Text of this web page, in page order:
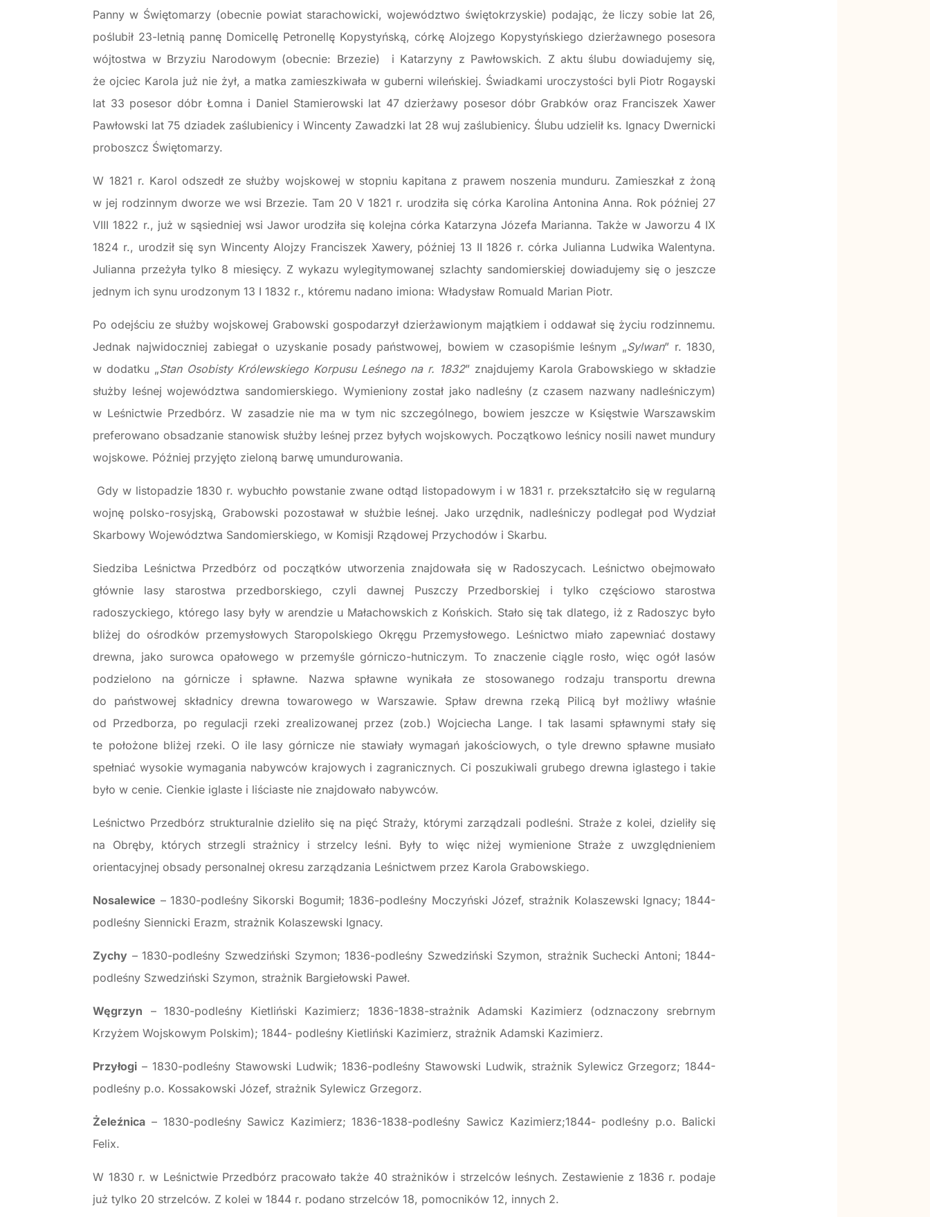
Panny w Świętomarzy (obecnie powiat starachowicki, województwo świętokrzyskie) podając, że liczy sobie lat 26,
poślubił 23-letnią pannę Domicellę Petronellę Kopystyńską, córkę Alojzego Kopystyńskiego dzierżawnego posesora
wójtostwa w Brzyziu Narodowym (obecnie: Brzezie) i Katarzyny z Pawłowskich. Z aktu ślubu dowiadujemy się,
że ojciec Karola już nie żył, a matka zamieszkiwała w guberni wileńskiej. Świadkami uroczystości byli Piotr Rogayski
lat 33 posesor dóbr Łomna i Daniel Stamierowski lat 47 dzierżawy posesor dóbr Grabków oraz Franciszek Xawer
Pawłowski lat 75 dziadek zaślubienicy i Wincenty Zawadzki lat 28 wuj zaślubienicy. Ślubu udzielił ks. Ignacy Dwernicki
proboszcz Świętomarzy.
W 1821 r. Karol odszedł ze służby wojskowej w stopniu kapitana z prawem noszenia munduru. Zamieszkał z żoną
w jej rodzinnym dworze we wsi Brzezie. Tam 20 V 1821 r. urodziła się córka Karolina Antonina Anna. Rok później 27
VIII 1822 r., już w sąsiedniej wsi Jawor urodziła się kolejna córka Katarzyna Józefa Marianna. Także w Jaworzu 4 IX
1824 r., urodził się syn Wincenty Alojzy Franciszek Xawery, później 13 II 1826 r. córka Julianna Ludwika Walentyna.
Julianna przeżyła tylko 8 miesięcy. Z wykazu wylegitymowanej szlachty sandomierskiej dowiadujemy się o jeszcze
jednym ich synu urodzonym 13 I 1832 r., któremu nadano imiona: Władysław Romuald Marian Piotr.
Po odejściu ze służby wojskowej Grabowski gospodarzył dzierżawionym majątkiem i oddawał się życiu rodzinnemu.
Jednak najwidoczniej zabiegał o uzyskanie posady państwowej, bowiem w czasopiśmie leśnym „Sylwan” r. 1830,
w dodatku „Stan Osobisty Królewskiego Korpusu Leśnego na r. 1832” znajdujemy Karola Grabowskiego w składzie
służby leśnej województwa sandomierskiego. Wymieniony został jako nadleśny (z czasem nazwany nadleśniczym)
w Leśnictwie Przedbórz. W zasadzie nie ma w tym nic szczególnego, bowiem jeszcze w Księstwie Warszawskim
preferowano obsadzanie stanowisk służby leśnej przez byłych wojskowych. Początkowo leśnicy nosili nawet mundury
wojskowe. Później przyjęto zieloną barwę umundurowania.
Gdy w listopadzie 1830 r. wybuchło powstanie zwane odtąd listopadowym i w 1831 r. przekształciło się w regularną
wojnę polsko-rosyjską, Grabowski pozostawał w służbie leśnej. Jako urzędnik, nadleśniczy podlegał pod Wydział
Skarbowy Województwa Sandomierskiego, w Komisji Rządowej Przychodów i Skarbu.
Siedziba Leśnictwa Przedbórz od początków utworzenia znajdowała się w Radoszycach. Leśnictwo obejmowało
głównie lasy starostwa przedborskiego, czyli dawnej Puszczy Przedborskiej i tylko częściowo starostwa
radoszyckiego, którego lasy były w arendzie u Małachowskich z Końskich. Stało się tak dlatego, iż z Radoszyc było
bliżej do ośrodków przemysłowych Staropolskiego Okręgu Przemysłowego. Leśnictwo miało zapewniać dostawy
drewna, jako surowca opałowego w przemyśle górniczo-hutniczym. To znaczenie ciągle rosło, więc ogół lasów
podzielono na górnicze i spławne. Nazwa spławne wynikała ze stosowanego rodzaju transportu drewna
do państwowej składnicy drewna towarowego w Warszawie. Spław drewna rzeką Pilicą był możliwy właśnie
od Przedborza, po regulacji rzeki zrealizowanej przez (zob.) Wojciecha Lange. I tak lasami spławnymi stały się
te położone bliżej rzeki. O ile lasy górnicze nie stawiały wymagań jakościowych, o tyle drewno spławne musiało
spełniać wysokie wymagania nabywców krajowych i zagranicznych. Ci poszukiwali grubego drewna iglastego i takie
było w cenie. Cienkie iglaste i liściaste nie znajdowało nabywców.
Leśnictwo Przedbórz strukturalnie dzieliło się na pięć Straży, którymi zarządzali podleśni. Straże z kolei, dzieliły się
na Obręby, których strzegli strażnicy i strzelcy leśni. Były to więc niżej wymienione Straże z uwzględnieniem
orientacyjnej obsady personalnej okresu zarządzania Leśnictwem przez Karola Grabowskiego.
Nosalewice – 1830-podleśny Sikorski Bogumił; 1836-podleśny Moczyński Józef, strażnik Kolaszewski Ignacy; 1844-
podleśny Siennicki Erazm, strażnik Kolaszewski Ignacy.
Zychy – 1830-podleśny Szwedziński Szymon; 1836-podleśny Szwedziński Szymon, strażnik Suchecki Antoni; 1844-
podleśny Szwedziński Szymon, strażnik Bargiełowski Paweł.
Węgrzyn – 1830-podleśny Kietliński Kazimierz; 1836-1838-strażnik Adamski Kazimierz (odznaczony srebrnym
Krzyżem Wojskowym Polskim); 1844- podleśny Kietliński Kazimierz, strażnik Adamski Kazimierz.
Przyłogi – 1830-podleśny Stawowski Ludwik; 1836-podleśny Stawowski Ludwik, strażnik Sylewicz Grzegorz; 1844-
podleśny p.o. Kossakowski Józef, strażnik Sylewicz Grzegorz.
Żeleźnica – 1830-podleśny Sawicz Kazimierz; 1836-1838-podleśny Sawicz Kazimierz;1844- podleśny p.o. Balicki
Felix.
W 1830 r. w Leśnictwie Przedbórz pracowało także 40 strażników i strzelców leśnych. Zestawienie z 1836 r. podaje
już tylko 20 strzelców. Z kolei w 1844 r. podano strzelców 18, pomocników 12, innych 2.